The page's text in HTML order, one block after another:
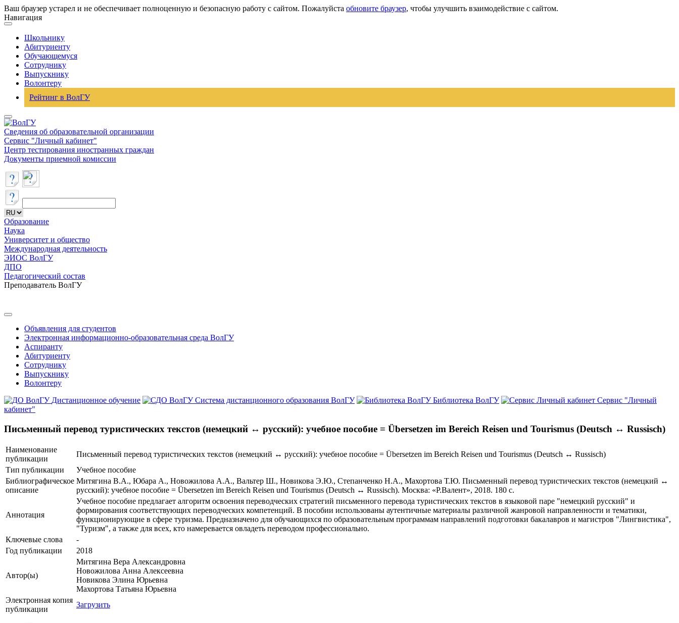
Ваш браузер устарел и не обеспечивает полноценную и безопасную работу с сайтом. Пожалуйста обновите браузер, чтобы улучшить взаимодействие с сайтом.
Навигация
Школьнику
Абитуриенту
Обучающемуся
Сотруднику
Выпускнику
Волонтеру
Рейтинг в ВолГУ
Сведения об образовательной организации
Сервис "Личный кабинет"
Центр тестирования иностранных граждан
Документы приемной комиссии
Образование
Наука
Университет и общество
Международная деятельность
ЭИОС ВолГУ
ДПО
Педагогический состав
Преподаватель ВолГУ
Объявления для студентов
Электронная информационно-образовательная среда ВолГУ
Аспиранту
Абитуриенту
Сотруднику
Выпускнику
Волонтеру
Дистанционное обучение
Система дистанционного образования ВолГУ Библиотека ВолГУ
Сервис "Личный
кабинет"
Письменный перевод туристических текстов (немецкий ↔ русский): учебное пособие = Übersetzen im Bereich Reisen und Tourismus (Deutsch ↔ Russisch)
Наименование
публикации
Письменный перевод туристических текстов (немецкий ↔ русский): учебное пособие = Übersetzen im Bereich Reisen und Tourismus (Deutsch ↔ Russisch)
Тип публикации
Учебное пособие
Библиографическое
описание
Митягина В.А., Юбара А., Новожилова А.А., Вальтер Ш., Новикова Э.Ю., Степанченко Н.А., Махортова Т.Ю. Письменный перевод туристических текстов (немецкий ↔
русский): учебное пособие = Übersetzen im Bereich Reisen und Tourismus (Deutsch ↔ Russisch). Москва: «Р.Валент», 2018. 180 с.
Аннотация
Учебное пособие предлагает алгоритм освоения переводческих стратегий письменного перевода туристических текстов в языковой паре "немецкий русский" и
формирования соответствующих переводческих компетенций. В пособии использованы аутентичные материалы различной жанровой направленности и тематики,
функционирующие в сфере туризма. Предназначено для обучающихся по образовательным программам направлений подготовки бакалавров и магистров "Лингвистика",
"Туризм", а также для всех, кто намеревается овладеть переводом профессионально.
Ключевые cлова
-
Год публикации
2018
Автор(ы)
Митягина Вера Александровна
Новожилова Анна Алексеевна
Новикова Элина Юрьевна
Махортова Татьяна Юрьевна
Электронная копия
публикации
Загрузить